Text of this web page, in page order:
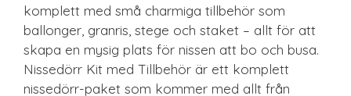
komplett med små charmiga tillbehör som
ballonger, granris, stege och staket – allt för att
skapa en mysig plats för nissen att bo och busa.
Nissedörr Kit med Tillbehör är ett komplett
nissedörr-paket som kommer med allt från